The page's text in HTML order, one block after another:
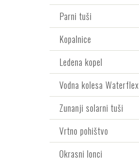
Parni tuši
Kopalnice
Ledena kopel
Vodna kolesa Waterflex
Zunanji solarni tuši
Vrtno pohištvo
Okrasni lonci